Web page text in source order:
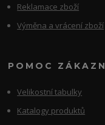
Reklamace zboží
Výměna a vrácení zboží
POMOC
Velikostní tabulky
Katalogy produktů